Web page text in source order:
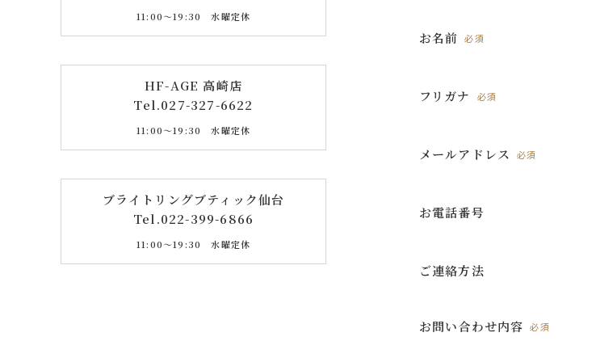
11:00〜19:30 水曜定休
HF-AGE 高崎店
Tel.027-327-6622
11:00〜19:30 水曜定休
ブライトリングブティック仙台
Tel.022-399-6866
11:00〜19:30 水曜定休
お名前 必須
フリガナ 必須
メールアドレス 必須
お電話番号
ご連絡方法
お問い合わせ内容 必須